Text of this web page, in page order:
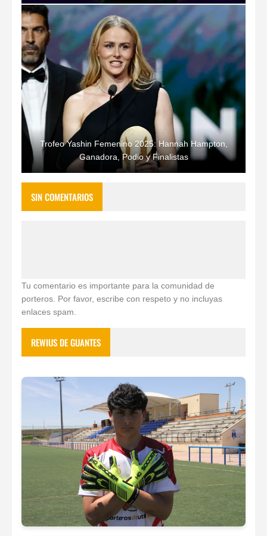
Trofeo Yashin Femenino 2025: Hannah Hampton,
Ganadora, Podio y Finalistas
SIN COMENTARIOS
Tu comentario es importante para la comunidad de
porteros. Por favor, escribe con respeto y no incluyas
enlaces spam.
REWIUS DE GUANTES